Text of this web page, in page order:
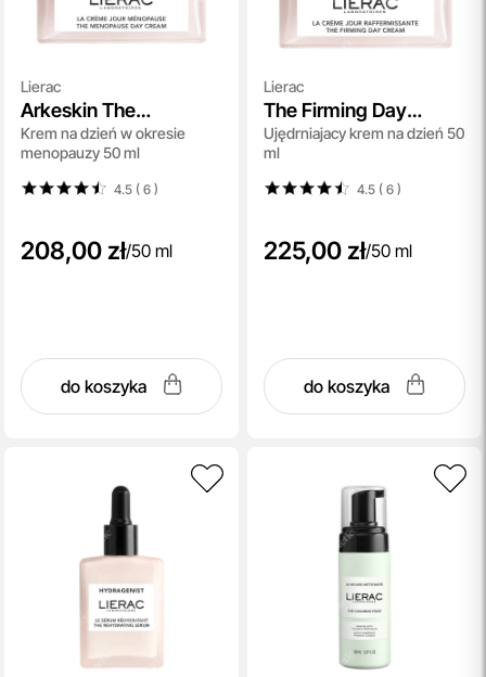
Lierac
Arkeskin The
Menopause Day
Cream
Krem na dzień w okresie
menopauzy 50 ml
4.5 ( 6)
208,00 zł/50 ml
do koszyka
Lierac
The Firming Day
Cream
Ujędrniajacy krem na dzień 50
ml
4.5 ( 6)
225,00 zł/50 ml
do koszyka